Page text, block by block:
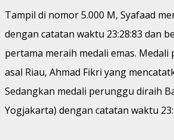
Tampil di nomor 5.000 M, Syafaad
dengan catatan waktu 23:28:83 dan
pertama meraih medali emas.
asal Riau, Ahmad Fikri yang
Sedangkan medali perunggu diraih
Yogjakarta) dengan catatan waktu